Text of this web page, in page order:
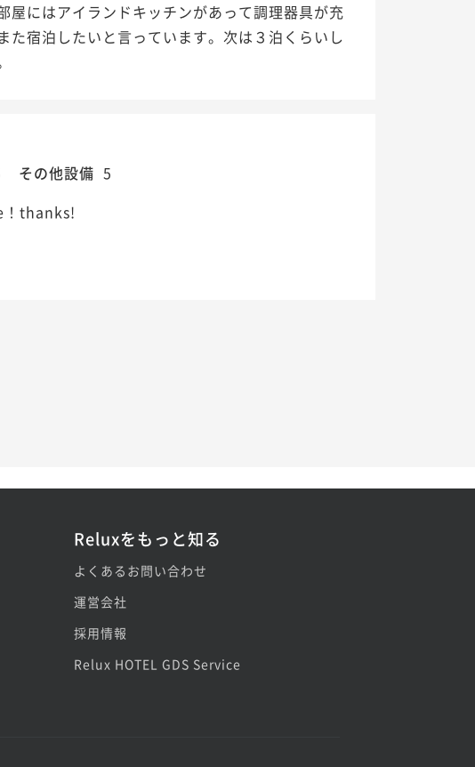
にはアイランドキッチンがあって調理器具が充
宿泊したいと言っています。次は３泊くらいし
その他設備 5
thanks!
Reluxをもっと知る
よくあるお問い合わせ
運営会社
採用情報
Relux HOTEL GDS Service